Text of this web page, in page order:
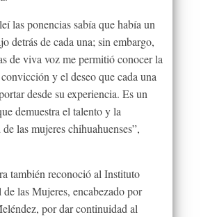
las ponencias sabía que había un
detrás de cada una; sin embargo,
de viva voz me permitió conocer la
y el deseo que cada una
desde su experiencia. Es un
demuestra el talento y la
las mujeres chihuahuenses”,
también reconoció al Instituto
las Mujeres, encabezado por
por dar continuidad al